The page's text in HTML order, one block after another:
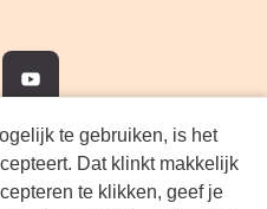
te gebruiken, is het
Dat klinkt makkelijk
te klikken, geef je
YouTube